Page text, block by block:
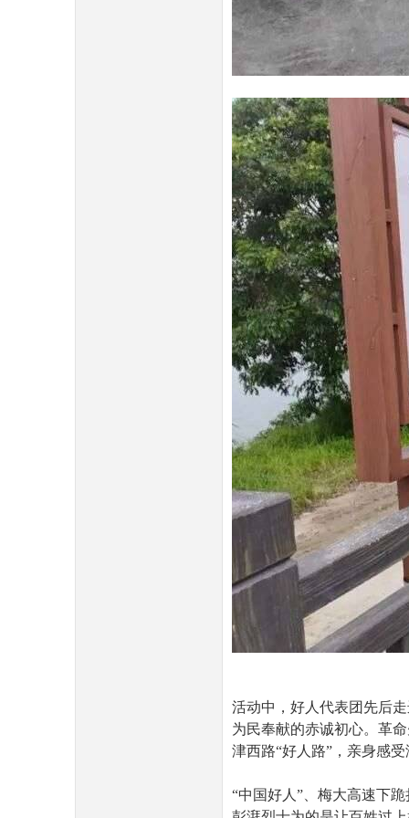
活动中，好人代表团先后
为民奉献的赤诚初心。革
津西路“好人路”，亲身感
“中国好人”、梅大高速下